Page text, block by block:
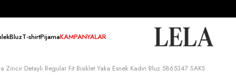
BluzT-shirtPijamaKAMPANYALAR
Zincir Detaylı Regular Fit Bisiklet Yaka Esnek Kadın Bluz 5865347 SAKS